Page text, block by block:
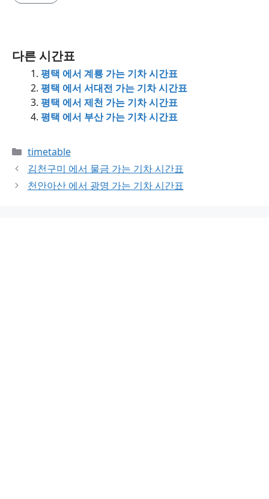
다른 시간표
평택 에서 계룡 가는 기차 시간표
평택 에서 서대전 가는 기차 시간표
평택 에서 제천 가는 기차 시간표
평택 에서 부산 가는 기차 시간표
Categories
timetable
김천구미 에서 물금 가는 기차 시간표
천안아산 에서 광명 가는 기차 시간표